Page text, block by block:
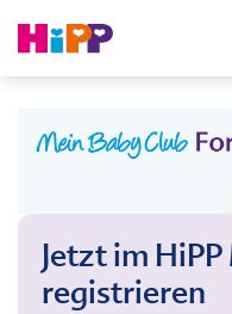
Jetzt im
registrieren